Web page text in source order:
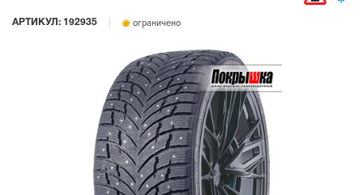
АРТИКУЛ: 192935 ограничено